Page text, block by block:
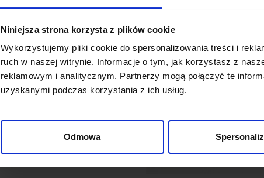
Niniejsza strona korzysta z plików cookie
Wykorzystujemy pliki cookie do spersonalizowania treści i
ruch w naszej witrynie. Informacje o tym, jak korzystasz z
reklamowym i analitycznym. Partnerzy mogą połączyć te
uzyskanymi podczas korzystania z ich usług.
Odmowa
favorite_border